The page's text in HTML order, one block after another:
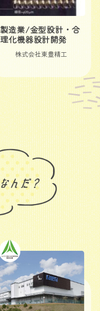
製造業/金型設計・合
理化機器設計開発
株式会社東豊精工